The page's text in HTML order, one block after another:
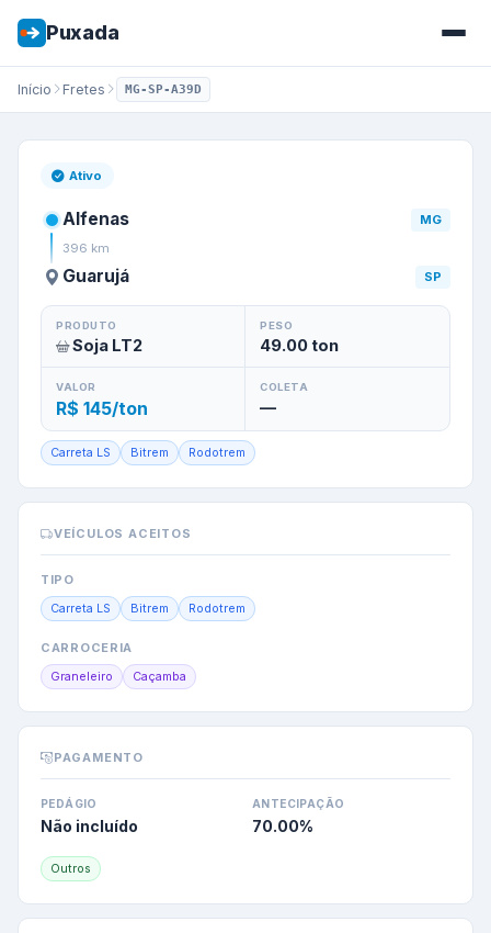
Puxada
Início Fretes MG-SP-A39D
Frete de
Ativo
Alfenas
MG
396 km
Guarujá SP
PRODUTO
Soja LT2
PESO
49.00ton
VALOR
R$ 145/ton
COLETA
—
Carreta LS Bitrem Rodotrem
VEÍCULOS ACEITOS
TIPO
Carreta LS Bitrem Rodotrem
CARROCERIA
Graneleiro Caçamba
PAGAMENTO
PEDÁGIO
Não incluído
ANTECIPAÇÃO
70.00%
Outros